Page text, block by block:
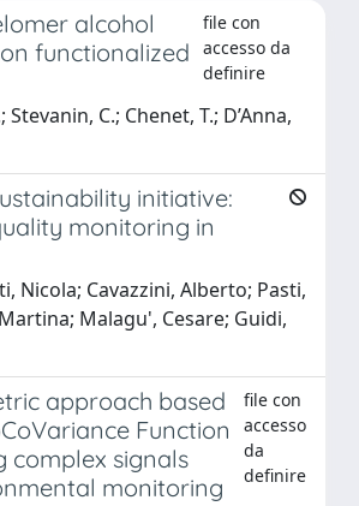
alcohol
functionalized
file con
accesso da
definire
Stevanin, C.; Chenet, T.; D’Anna,
initiative:
monitoring in
Nicola; Cavazzini, Alberto; Pasti,
Malagu', Cesare; Guidi,
approach based
Function
complex signals
monitoring
file con
accesso
da
definire